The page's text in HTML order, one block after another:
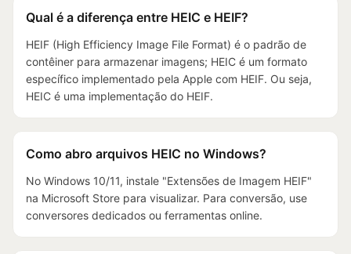
Qual é a diferença entre HEIC e HEIF?
HEIF (High Efficiency Image File Format) é o padrão de
contêiner para armazenar imagens; HEIC é um formato
específico implementado pela Apple com HEIF. Ou seja,
HEIC é uma implementação do HEIF.
Como abro arquivos HEIC no Windows?
No Windows 10/11, instale "Extensões de Imagem HEIF"
na Microsoft Store para visualizar. Para conversão, use
conversores dedicados ou ferramentas online.